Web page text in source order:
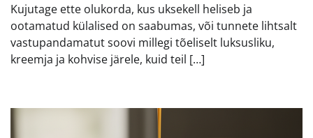
Kujutage ette olukorda, kus uksekell heliseb ja
ootamatud külalised on saabumas, või tunnete lihtsalt
vastupandamatut soovi millegi tõeliselt luksusliku,
kreemja ja kohvise järele, kuid teil […]